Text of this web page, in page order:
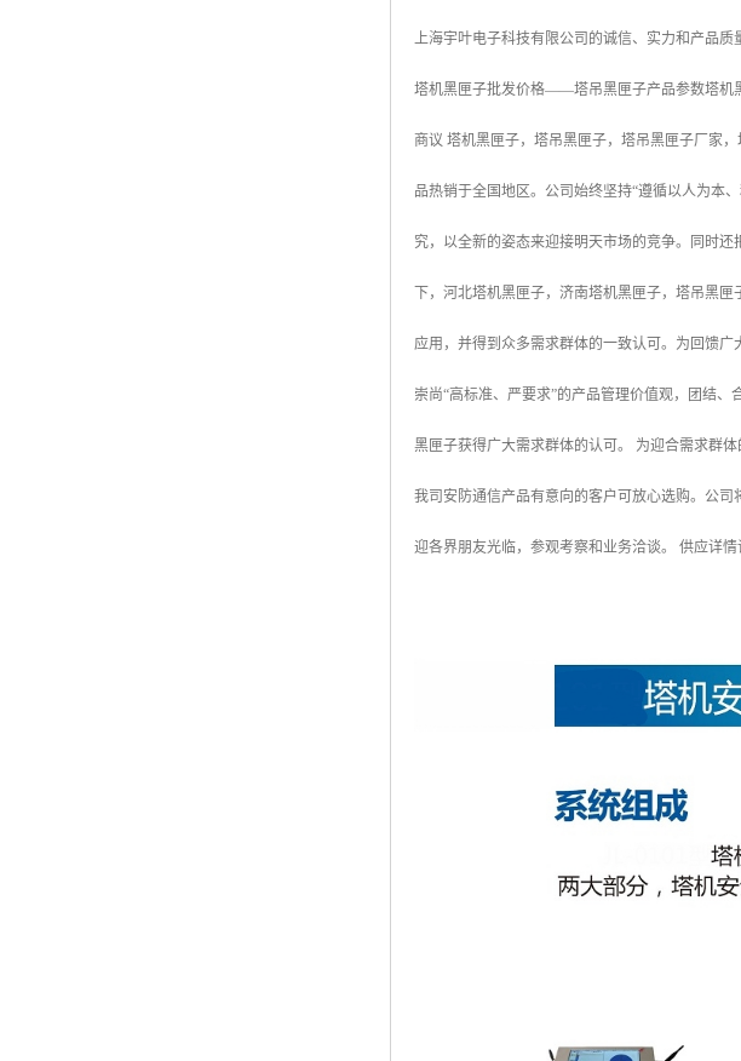
上海宇叶电子科技有限公司的诚信、实力和产品质
塔机黑匣子批发价格——塔吊黑匣子产品参数塔机
商议 塔机黑匣子，塔吊黑匣子，塔吊黑匣子厂家
品热销于全国地区。公司始终坚持“遵循以人为本
究，以全新的姿态来迎接明天市场的竞争。同时
下，河北塔机黑匣子，济南塔机黑匣子，塔吊黑
应用，并得到众多需求群体的一致认可。为回馈
崇尚“高标准、严要求”的产品管理价值观，团结
黑匣子获得广大需求群体的认可。 为迎合需求群
我司安防通信产品有意向的客户可放心选购。公
迎各界朋友光临，参观考察和业务洽谈。 供应详